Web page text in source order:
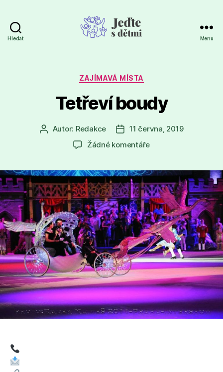
Hledat Menu
Rubriky
ZAJÍMAVÁ MÍSTA
Tetřeví boudy
Autor
příspěvku
Autor: Redakce
Datum
příspěvku
11 června, 2019
Žádné komentářeu
názvem
Tetřeví
boudy